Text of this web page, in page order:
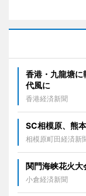
香港・九龍塘
代風に
香港経済新聞
SC相模原、熊
相模原町田経済新
関門海峡花火大
小倉経済新聞